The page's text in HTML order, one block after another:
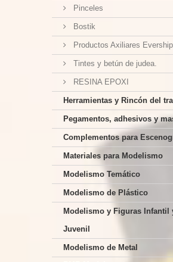
Pinceles
Bostik
Productos Axiliares Evership
Tintes y betún de judea.
RESINA EPOXI
Herramientas y Rincón del
Pegamentos, adhesivos y
Complementos para
Materiales para Modelismo
Modelismo Temático
Modelismo de Plástico
Modelismo y Figuras Infantil
Juvenil
Modelismo de Metal